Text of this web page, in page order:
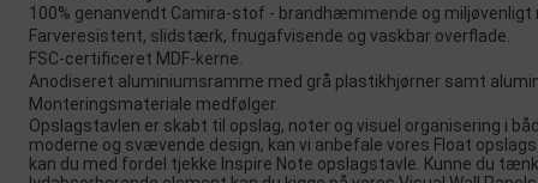
100% genanvendt Camira-stof - brandhæmmende og miljøvenligt
Farveresistent, slidstærk, fnugafvisende og vaskbar overflade.
FSC-certificeret MDF-kerne.
Anodiseret aluminiumsramme med grå plastikhjørner samt
Monteringsmateriale medfølger.
Opslagstavlen er skabt til opslag, noter og visuel organisering i
moderne og svævende design, kan vi anbefale vores Float
kan du med fordel tjekke Inspire Note opslagstavle. Kunne du